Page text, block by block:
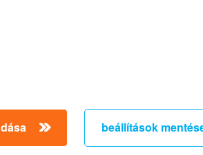
volt. A rendkívüli aszályhelyzet rányomja
pedig 9 százalékkal (52,3 millió tonnára)
beállítások